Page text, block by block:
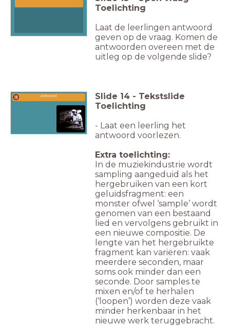
Toelichting
Laat de leerlingen antwoord
geven op de vraag. Komen de
antwoorden overeen met de
uitleg op de volgende slide?
Antwoord Slide 14 - Tekstslide
Toelichting
- Laat een leerling het
antwoord voorlezen.
Extra toelichting:
In de muziekindustrie wordt
sampling aangeduid als het
hergebruiken van een kort
geluidsfragment: een
monster ofwel ‘sample’ wordt
genomen van een bestaand
lied en vervolgens gebruikt in
een nieuwe compositie. De
lengte van het hergebruikte
fragment kan variëren: vaak
meerdere seconden, maar
soms ook minder dan een
seconde. Door samples te
mixen en/of te herhalen
(‘loopen’) worden deze vaak
minder herkenbaar in het
nieuwe werk teruggebracht.